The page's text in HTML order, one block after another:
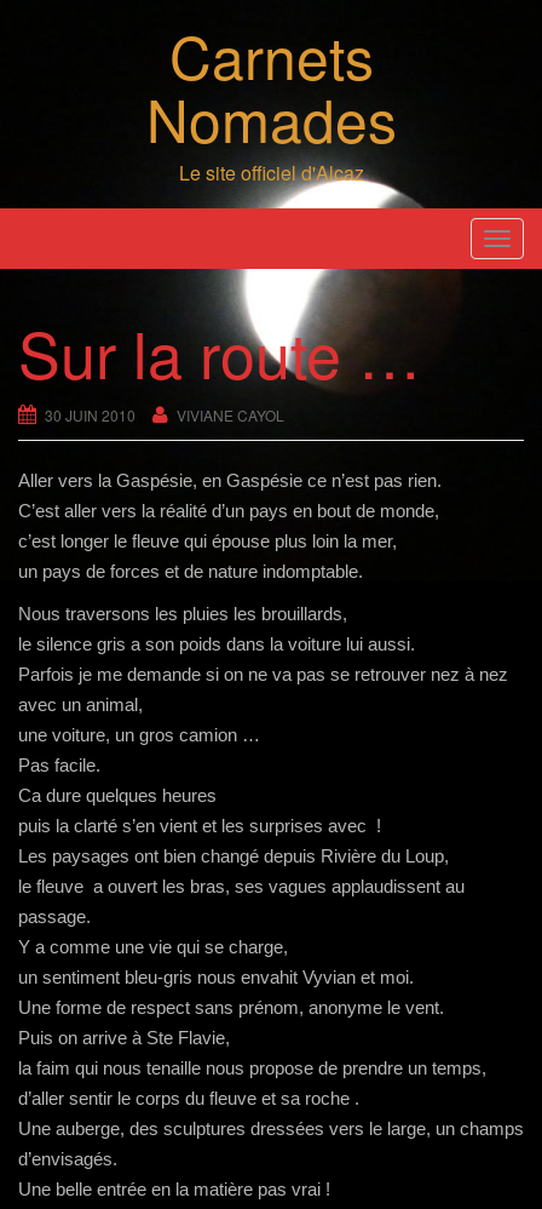
Carnets
Nomades
Le site officiel d'Alcaz
T
o
o
Sur la route …
30 JUIN 2010 VIVIANE CAYOL
Aller vers la Gaspésie, en Gaspésie ce n’est pas rien.
C’est aller vers la réalité d’un pays en bout de monde,
c’est longer le fleuve qui épouse plus loin la mer,
un pays de forces et de nature indomptable.
Nous traversons les pluies les brouillards,
le silence gris a son poids dans la voiture lui aussi.
Parfois je me demande si on ne va pas se retrouver nez à nez
avec un animal,
une voiture, un gros camion …
Pas facile.
Ca dure quelques heures
puis la clarté s’en vient et les surprises avec !
Les paysages ont bien changé depuis Rivière du Loup,
le fleuve a ouvert les bras, ses vagues applaudissent au
passage.
Y a comme une vie qui se charge,
un sentiment bleu-gris nous envahit Vyvian et moi.
Une forme de respect sans prénom, anonyme le vent.
Puis on arrive à Ste Flavie,
la faim qui nous tenaille nous propose de prendre un temps,
d’aller sentir le corps du fleuve et sa roche .
Une auberge, des sculptures dressées vers le large, un champs
d’envisagés.
Une belle entrée en la matière pas vrai !